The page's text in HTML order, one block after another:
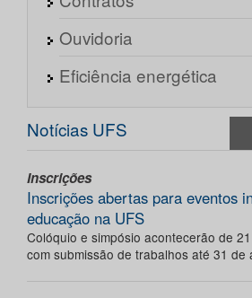
Ouvidoria
Eficiência energética
Notícias UFS
Inscrições
Inscrições abertas para eventos
educação na UFS
Colóquio e simpósio acontecerão de
com submissão de trabalhos até 31 de